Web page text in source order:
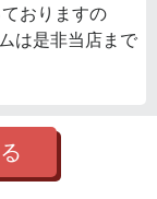
おりますの
は是非当店まで